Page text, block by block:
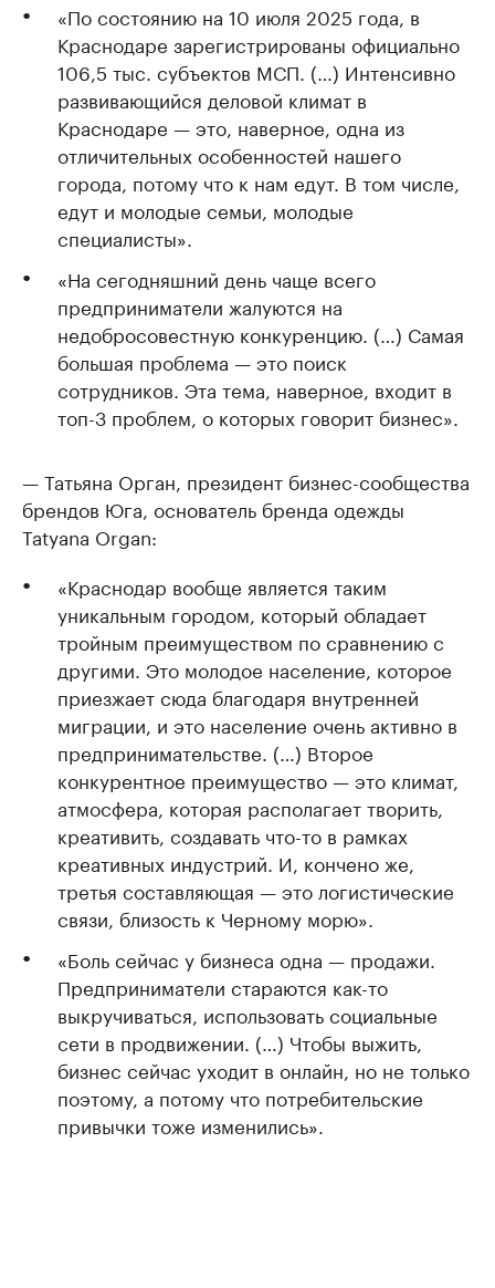
«По состоянию на 10 июля 2025 года, в
Краснодаре зарегистрированы официально
106,5 тыс. субъектов МСП. (…) Интенсивно
развивающийся деловой климат в
Краснодаре — это, наверное, одна из
отличительных особенностей нашего
города, потому что к нам едут. В том числе,
едут и молодые семьи, молодые
специалисты».
«На сегодняшний день чаще всего
предприниматели жалуются на
недобросовестную конкуренцию. (…) Самая
большая проблема — это поиск
сотрудников. Эта тема, наверное, входит в
топ-3 проблем, о которых говорит бизнес».
— Татьяна Орган, президент бизнес-сообщества
брендов Юга, основатель бренда одежды
Tatyana Organ:
«Краснодар вообще является таким
уникальным городом, который обладает
тройным преимуществом по сравнению с
другими. Это молодое население, которое
приезжает сюда благодаря внутренней
миграции, и это население очень активно в
предпринимательстве. (…) Второе
конкурентное преимущество — это климат,
атмосфера, которая располагает творить,
креативить, создавать что-то в рамках
креативных индустрий. И, кончено же,
третья составляющая — это логистические
связи, близость к Черному морю».
«Боль сейчас у бизнеса одна — продажи.
Предприниматели стараются как-то
выкручиваться, использовать социальные
сети в продвижении. (…) Чтобы выжить,
бизнес сейчас уходит в онлайн, но не только
поэтому, а потому что потребительские
привычки тоже изменились».